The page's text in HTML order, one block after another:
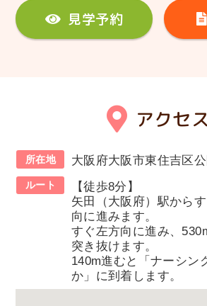
見学予約
アクセス
所在地 大阪府大阪市東住吉区
ルート
【徒歩8分】
矢田（大阪府）駅から
向に進みます。
すぐ左方向に進み、
突き抜けます。
140m進むと「ナーシン
か」に到着します。